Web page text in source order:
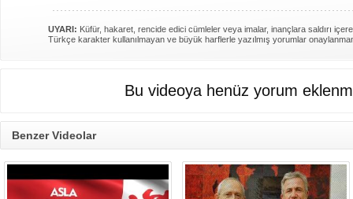
UYARI: Küfür, hakaret, rencide edici cümleler veya imalar, inançlara saldırı
Türkçe karakter kullanılmayan ve büyük harflerle yazılmış yorumlar
Bu videoya henüz yorum
Benzer Videolar